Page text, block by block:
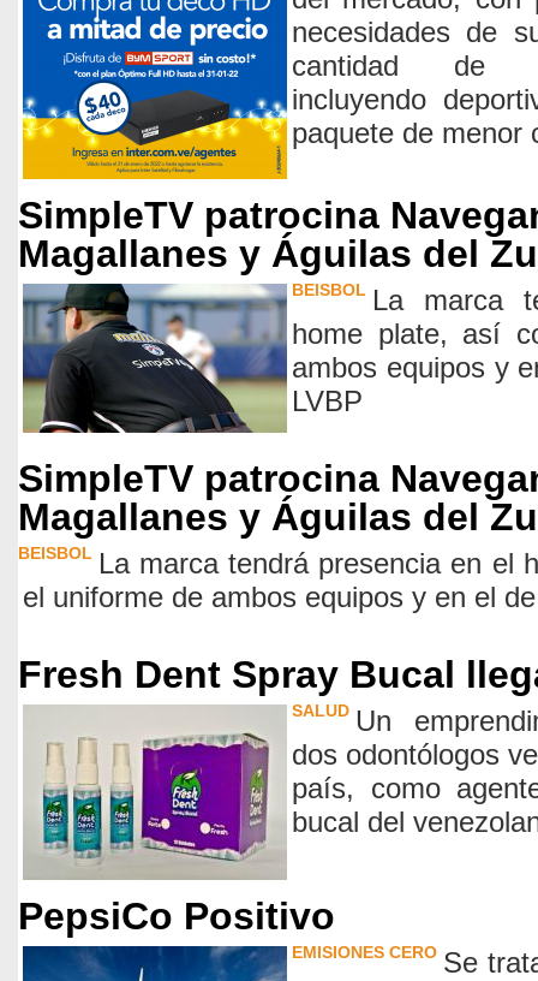
necesidades de
cantidad de
incluyendo
paquete de menor
SimpleTV patrocina
Magallanes y Águilas del
BEISBOL La marca
home plate, así
ambos equipos y
LVBP
SimpleTV patrocina
Magallanes y Águilas del
BEISBOL La marca tendrá presencia en el
el uniforme de ambos equipos y en el
Fresh Dent Spray Bucal
SALUD Un
dos odontólogos
país, como
bucal del
PepsiCo Positivo
EMISIONES CERO Se